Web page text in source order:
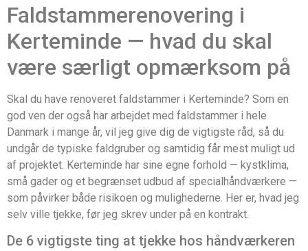
Faldstammerenovering i
Kerteminde — hvad du skal
være særligt opmærksom på
Skal du have renoveret faldstammer i Kerteminde? Som en
god ven der også har arbejdet med faldstammer i hele
Danmark i mange år, vil jeg give dig de vigtigste råd, så du
undgår de typiske faldgruber og samtidig får mest muligt ud
af projektet. Kerteminde har sine egne forhold — kystklima,
små gader og et begrænset udbud af specialhåndværkere —
som påvirker både risikoen og mulighederne. Her er, hvad jeg
selv ville tjekke, før jeg skrev under på en kontrakt.
De 6 vigtigste ting at tjekke hos håndværkeren